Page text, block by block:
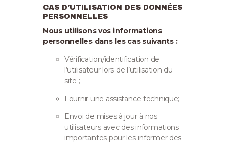
CAS D’UTILISATION DES DONNÉES
PERSONNELLES
Nous utilisons vos informations
personnelles dans les cas suivants :
Vérification/identification de
l’utilisateur lors de l’utilisation du
site ;
Fournir une assistance technique;
Envoi de mises à jour à nos
utilisateurs avec des informations
importantes pour les informer des